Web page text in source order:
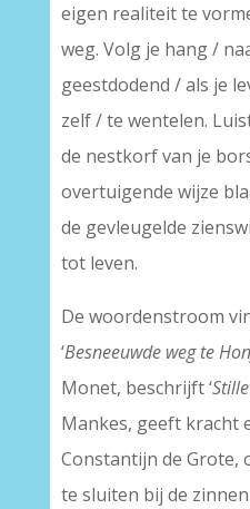
eigen realiteit te
weg. Volg je hang /
geestdodend / als je
zelf / te wentelen.
de nestkorf van je
overtuigende wijze
de gevleugelde
tot leven.
De woordenstroom
‘Besneeuwde weg te
Monet, beschrijft ‘
Mankes, geeft kracht
Constantijn de Grote,
te sluiten bij de